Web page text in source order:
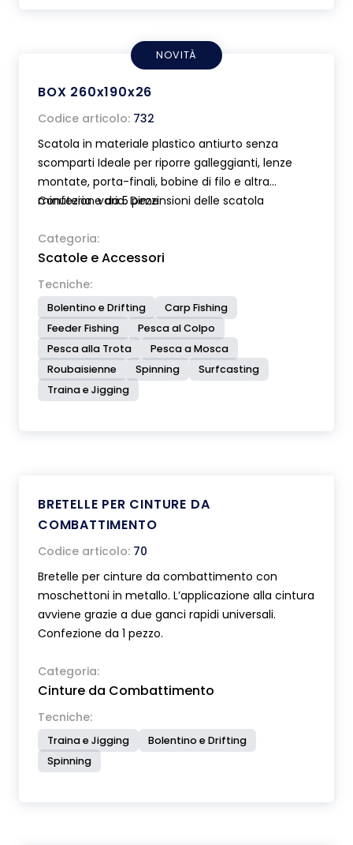
NOVITÀ
BOX 260x190x26
Codice articolo: 732
Scatola in materiale plastico antiurto senza
scomparti Ideale per riporre galleggianti, lenze
montate, porta-finali, bobine di filo e altra
minuteria varia. Dimensioni delle scatola
Confezione da 5 pezzi.
Categoria:
Scatole e Accessori
Tecniche:
Bolentino e Drifting
Carp Fishing
Feeder Fishing
Pesca al Colpo
Pesca alla Trota
Pesca a Mosca
Roubaisienne
Spinning
Surfcasting
Traina e Jigging
BRETELLE PER CINTURE DA
COMBATTIMENTO
Codice articolo: 70
Bretelle per cinture da combattimento con
moschettoni in metallo. L’applicazione alla cintura
avviene grazie a due ganci rapidi universali.
Confezione da 1 pezzo.
Categoria:
Cinture da Combattimento
Tecniche:
Traina e Jigging
Bolentino e Drifting
Spinning